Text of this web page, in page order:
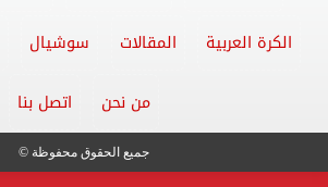
الكرة العربية المقالات سوشيال
من نحن اتصل بنا
جميع الحقوق محفوظة ©